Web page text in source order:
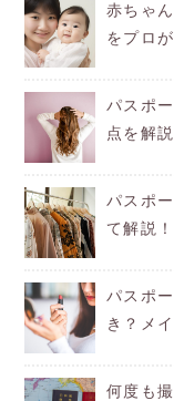
赤ちゃ
をプロ
パスポ
点を解
パスポ
て解説！
パスポ
き？メ
何度も